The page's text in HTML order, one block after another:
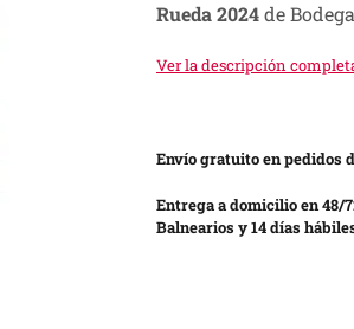
Rueda 2024de
Ver la descripción
Envío gratuito en pedidos
Entrega a domicilio en 48/
Balnearios y 14 días